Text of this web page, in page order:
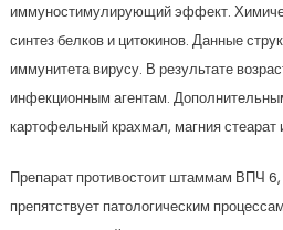
иммуностимулирующий эффект.
синтез белков и цитокинов. Данные
иммунитета вирусу. В результате
инфекционным агентам.
картофельный крахмал, магния стеарат
Препарат противостоит штаммам ВПЧ 6,
препятствует патологическим